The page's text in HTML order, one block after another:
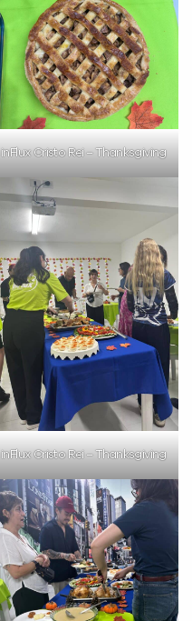
inFlux Cristo Rei – Thanksgiving
inFlux Cristo Rei – Thanksgiving